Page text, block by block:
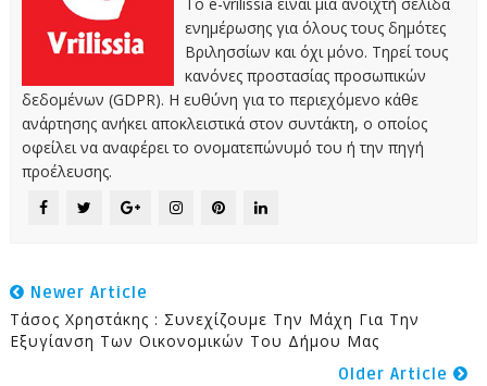
Το e-vrilissia είναι μια ανοιχτή σελίδα
ενημέρωσης για όλους τους δημότες
Βριλησσίων και όχι μόνο. Τηρεί τους
κανόνες προστασίας προσωπικών
δεδομένων (GDPR). Η ευθύνη για το περιεχόμενο κάθε
ανάρτησης ανήκει αποκλειστικά στον συντάκτη, ο οποίος
οφείλει να αναφέρει το ονοματεπώνυμό του ή την πηγή
προέλευσης.
Newer Article
Τάσος Χρηστάκης : Συνεχίζουμε Την Μάχη Για Την
Εξυγίανση Των Οικονομικών Του Δήμου Μας
Older Article